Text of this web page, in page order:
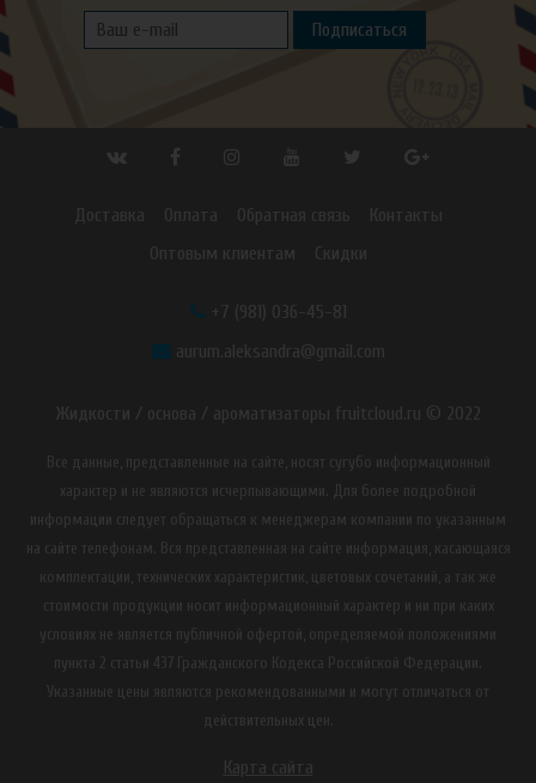
Подписаться
Доставка Оплата Обратная связь
Контакты
Оптовым клиентам
Скидки
+7 (981) 036-45-81
aurum.aleksandra@gmail.com
Жидкости / основа / ароматизаторы fruitcloud.ru © 2022
Все данные, представленные на сайте, носят сугубо информационный
характер и не являются исчерпывающими. Для более подробной
информации следует обращаться к менеджерам компании по указанным
на сайте телефонам. Вся представленная на сайте информация, касающаяся
комплектации, технических характеристик, цветовых сочетаний, а так же
стоимости продукции носит информационный характер и ни при каких
условиях не является публичной офертой, определяемой положениями
пункта 2 статьи 437 Гражданского Кодекса Российской Федерации.
Указанные цены являются рекомендованными и могут отличаться от
действительных цен.
Карта сайта